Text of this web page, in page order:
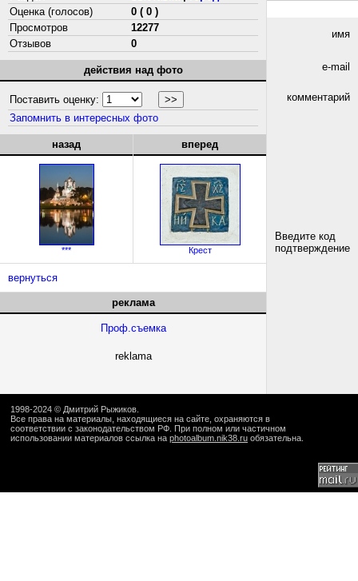
Оценка (голосов)
0 ( 0 )
Просмотров
12277
Отзывов
0
действия над фото
Поставить оценку:
Запомнить в интересных фото
назад
***
вперед
Крест
вернуться
реклама
Проф.съемка
reklama
имя
e-mail
комментарий
Введите код
подтверждение
1998-2024 © Дмитрий Рыжиков
Все права на материалы, находящиеся на сайте, охраняются в
соответствии с законодательством РФ. При полном или частичном
использовании материалов ссылка на photoalbum.nik38.ru обязательна.